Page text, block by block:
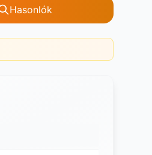
Hasonlók